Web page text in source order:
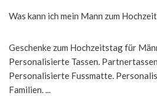
Was kann ich mein Mann zum
Geschenke zum Hochzeitstag für
Personalisierte Tassen.
Personalisierte Fussmatte.
Familien. ...